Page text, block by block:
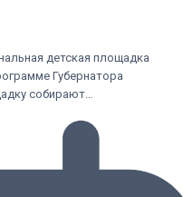
детская площадка
Губернатора
собирают…